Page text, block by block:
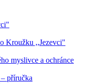
Kroužku ,,Jezevci"
myslivce a ochránce
příručka